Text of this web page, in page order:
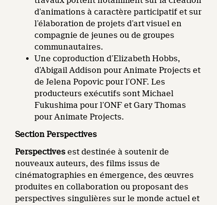
d’animations à caractère participatif et sur
l’élaboration de projets d’art visuel en
compagnie de jeunes ou de groupes
communautaires.
Une coproduction d’Elizabeth Hobbs,
d’Abigail Addison pour Animate Projects et
de Jelena Popovic pour l’ONF. Les
producteurs exécutifs sont Michael
Fukushima pour l’ONF et Gary Thomas
pour Animate Projects.
Section Perspectives
Perspectives est destinée à soutenir de
nouveaux auteurs, des films issus de
cinématographies en émergence, des œuvres
produites en collaboration ou proposant des
perspectives singulières sur le monde actuel et